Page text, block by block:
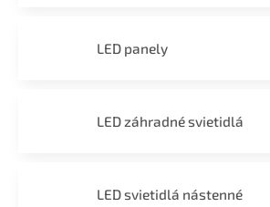
LED panely
LED záhradné svietidlá
LED svietidlá nástenné